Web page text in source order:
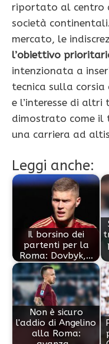
riportato al centro
società
mercato, le
l’obiettivo
intenzionata a
tecnica sulla
e l’interesse di
dimostrato come il
una carriera ad
Leggi anche:
Il borsino dei
partenti per la
Roma: Dovbyk,…
Non è sicuro
l'addio di Angelino
alla Roma: